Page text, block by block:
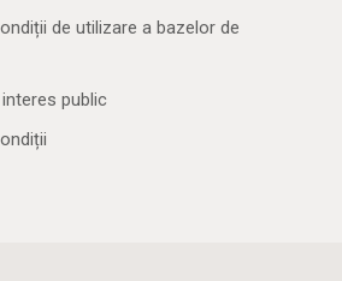
de utilizare a bazelor de
public